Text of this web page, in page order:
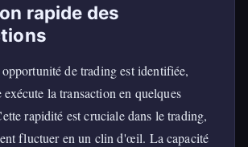
rapide des
de trading est identifiée,
la transaction en quelques
rapidité est cruciale dans le trading,
fluctuer en un clin d'œil. La capacité